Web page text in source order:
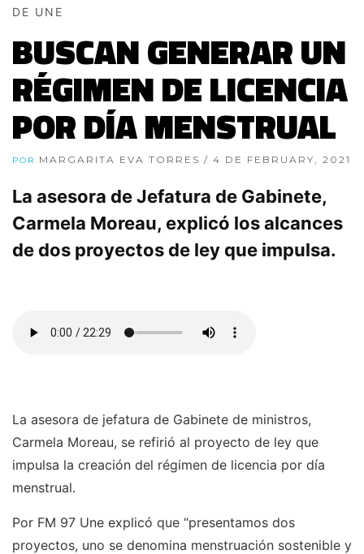
DE UNE
BUSCAN GENERAR UN
RÉGIMEN DE LICENCIA
POR DÍA MENSTRUAL
POR MARGARITA EVA TORRES / 4 DE FEBRUARY, 2021
La asesora de Jefatura de Gabinete,
Carmela Moreau, explicó los alcances
de dos proyectos de ley que impulsa.
La asesora de jefatura de Gabinete de ministros,
Carmela Moreau, se refirió al proyecto de ley que
impulsa la creación del régimen de licencia por día
menstrual.
Por FM 97 Une explicó que “presentamos dos
proyectos, uno se denomina menstruación sostenible y